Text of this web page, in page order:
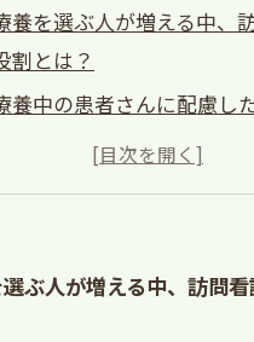
養を選ぶ人が増える中、
割とは？
養中の患者さんに配慮し
方法とコツ
養支援のための訪問看護
とは？
ぶ人が増える中、訪問